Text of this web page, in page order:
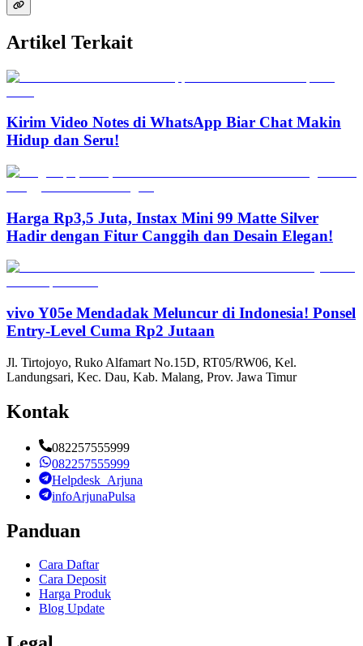
Artikel Terkait
Kirim Video Notes di WhatsApp Biar Chat Makin
Hidup dan Seru!
Harga Rp3,5 Juta, Instax Mini 99 Matte Silver
Hadir dengan Fitur Canggih dan Desain Elegan!
vivo Y05e Mendadak Meluncur di Indonesia! Ponsel
Entry-Level Cuma Rp2 Jutaan
Jl. Tirtojoyo, Ruko Alfamart No.15D, RT05/RW06, Kel.
Landungsari, Kec. Dau, Kab. Malang, Prov. Jawa Timur
Kontak
082257555999
082257555999
Helpdesk_Arjuna
infoArjunaPulsa
Panduan
Cara Daftar
Cara Deposit
Harga Produk
Blog Update